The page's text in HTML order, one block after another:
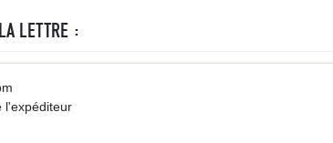
LETTRE :
Nom
l'expéditeur